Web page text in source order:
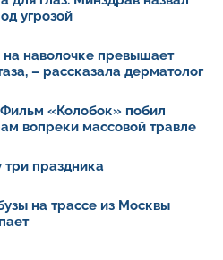
угрозой
наволочке превышает
– рассказала дерматолог
«Колобок» побил
вопреки массовой травле
три праздника
на трассе из Москвы